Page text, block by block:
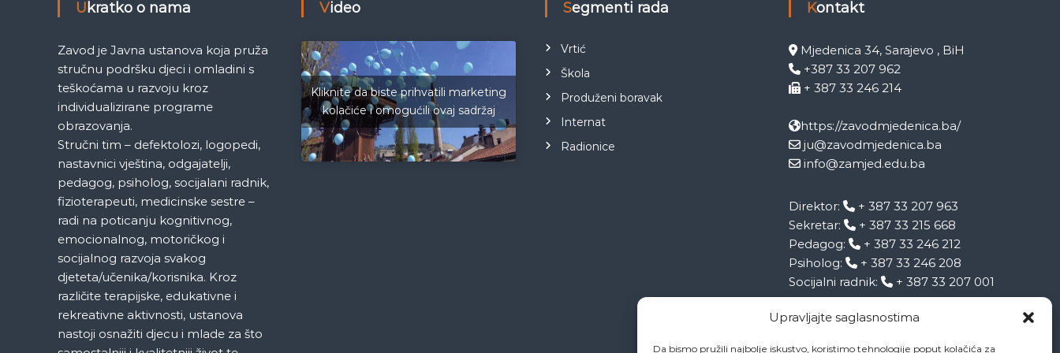
Upravljajte saglasnostima
Da bismo pružili najbolje iskustvo, koristimo tehnologije poput kolačića za
e
d
e
n
c
a
S
a
r
a
j
e
v
n
a
k
a
Ukratko o nama
Zavod je Javna ustanova koja pruža
stručnu podršku djeci i omladini s
teškoćama u razvoju kroz
individualizirane programe
obrazovanja.
Stručni tim – defektolozi, logopedi,
nastavnici vještina, odgajatelji,
pedagog, psiholog, socijalani radnik,
fizioterapeuti, medicinske sestre –
radi na poticanju kognitivnog,
emocionalnog, motoričkog i
socijalnog razvoja svakog
djeteta/učenika/korisnika. Kroz
različite terapijske, edukativne i
rekreativne aktivnosti, ustanova
nastoji osnažiti djecu i mlade za što
Video
Kliknite da biste prihvatili marketing
kolačiće i omogućili ovaj sadržaj
Segmenti rada
Vrtić
Škola
Produženi boravak
Internat
Radionice
Kontakt
Mjedenica 34, Sarajevo , BiH
+387 33 207 962
+ 387 33 246 214
https://zavodmjedenica.ba/
ju@zavodmjedenica.ba
info@zamjed.edu.ba
Direktor:
+ 387 33 207 963
Sekretar:
+ 387 33 215 668
Pedagog:
+ 387 33 246 212
Psiholog:
+ 387 33 246 208
Socijalni radnik:
+ 387 33 207 001